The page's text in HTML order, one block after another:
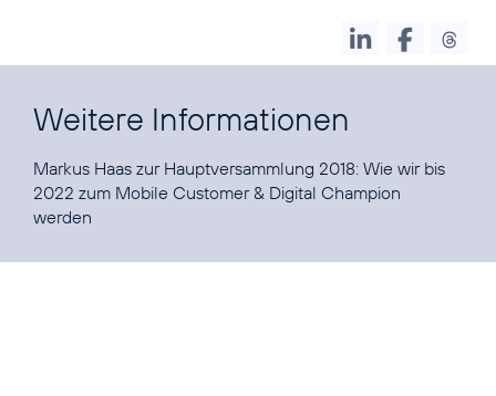
Weitere Informationen
Markus Haas zur Hauptversammlung 2018: Wie wir bis
2022 zum Mobile Customer & Digital Champion
werden